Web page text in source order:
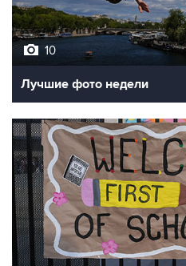
10
Лучшие фото недели